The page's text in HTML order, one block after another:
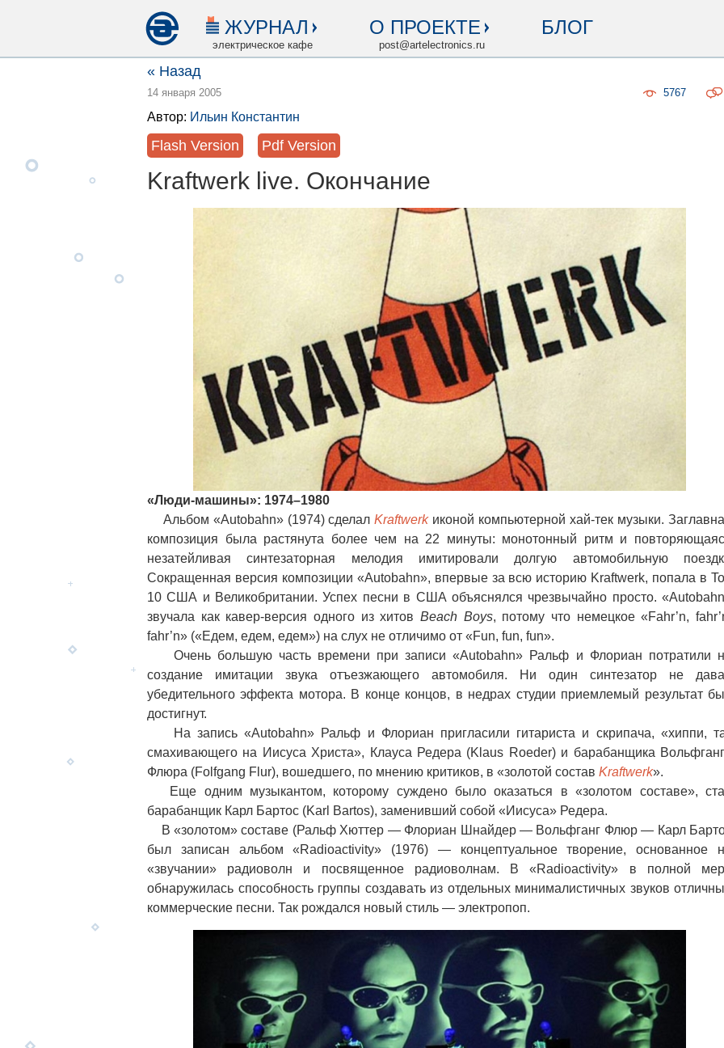
ЖУРНАЛ
электрическое кафе
О ПРОЕКТЕ
post@artelectronics.ru
БЛОГ
« Назад
14 января 2005 5767
Автор: Ильин Константин
Flash Version Pdf Version
Kraftwerk live. Окончание
«Люди-машины»: 1974–1980
Альбом «Autobahn» (1974) сделалKraftwerk иконой компьютерной хай-тек музыки.
композиция была растянута более чем на 22 минуты: монотонный ритм и
незатейливая синтезаторная мелодия имитировали долгую автомобильную
Сокращенная версия композиции «Autobahn», впервые за всю историю Kraftwerk, попала в
10 США и Великобритании. Успех песни в США объяснялся чрезвычайно просто.
звучала как кавер-версия одного из хитов Beach Boys, потому что немецкое «Fahr’n,
fahr’n» («Едем, едем, едем») на слух не отличимо от «Fun, fun, fun».
Очень большую часть времени при записи «Autobahn» Ральф и Флориан потратили
создание имитации звука отъезжающего автомобиля. Ни один синтезатор не
убедительного эффекта мотора. В конце концов, в недрах студии приемлемый результат
достигнут.
На запись «Autobahn» Ральф и Флориан пригласили гитариста и скрипача, «хиппи,
смахивающего на Иисуса Христа», Клауса Редера (Klaus Roeder) и барабанщика
Флюра (Folfgang Flur), вошедшего, по мнению критиков, в «золотой состав Kraftwerk».
Еще одним музыкантом, которому суждено было оказаться в «золотом составе»,
барабанщик Карл Бартос (Karl Bartos), заменивший собой «Иисуса» Редера.
В «золотом» составе (Ральф Хюттер — Флориан Шнайдер — Вольфганг Флюр — Карл
был записан альбом «Radioactivity» (1976) — концептуальное творение, основанное
«звучании» радиоволн и посвященное радиоволнам. В «Radioactivity» в полной
обнаружилась способность группы создавать из отдельных минималистичных звуков
коммерческие песни. Так рождался новый стиль — электропоп.